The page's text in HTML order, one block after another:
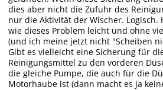
dies aber nicht die Zufuhr des
nur die Aktivität der Wischer. Logisch.
wie dieses Problem leicht und ohne
(und ich meine jetzt nicht "Scheiben
Gibt es vielleicht eine Sicherung für
Reinigungsmittel zu den vorderen
die gleiche Pumpe, die auch für die
Motorhaube ist (dann macht es ja